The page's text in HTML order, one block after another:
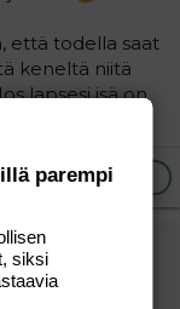
että todella saat
keneltä niitä
lapsesi isä on
Vastaa
parempi
siksi